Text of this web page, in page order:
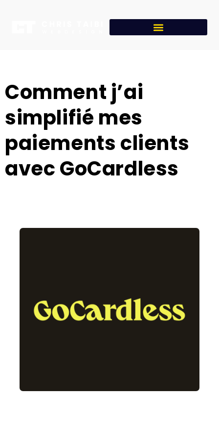
Comment j’ai
simplifié mes
paiements clients
avec GoCardless